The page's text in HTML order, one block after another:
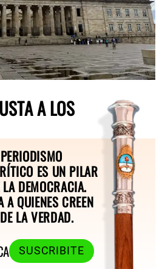
A LOS
ES UN PILAR
DEMOCRACIA.
A QUIENES CREEN
LA VERDAD.
SUSCRIBITE